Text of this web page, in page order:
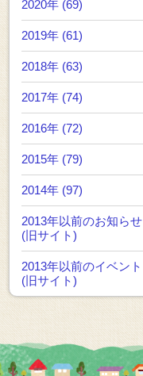
2020年 (69)
2019年 (61)
2018年 (63)
2017年 (74)
2016年 (72)
2015年 (79)
2014年 (97)
2013年以前のお知らせ
(旧サイト)
2013年以前のイベント
(旧サイト)